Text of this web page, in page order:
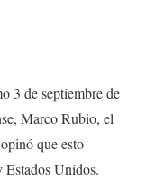
3 de septiembre de
Marco Rubio, el
que esto
Estados Unidos.